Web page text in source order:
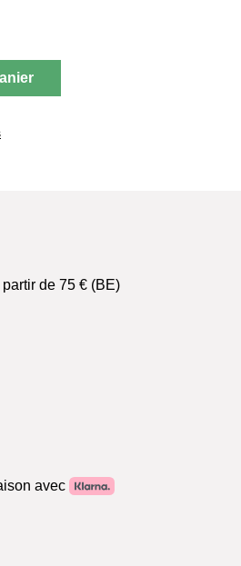
Entrez la quantité
partir de 75 € (BE)
avec